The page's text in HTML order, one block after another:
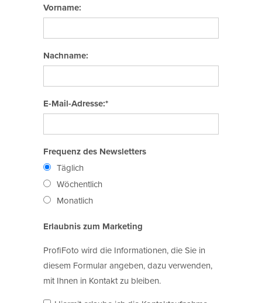
Vorname:
Nachname:
E-Mail-Adresse:*
Frequenz des Newsletters
Täglich
Wöchentlich
Monatlich
Erlaubnis zum Marketing
ProfiFoto wird die Informationen, die Sie in
diesem Formular angeben, dazu verwenden,
mit Ihnen in Kontakt zu bleiben.